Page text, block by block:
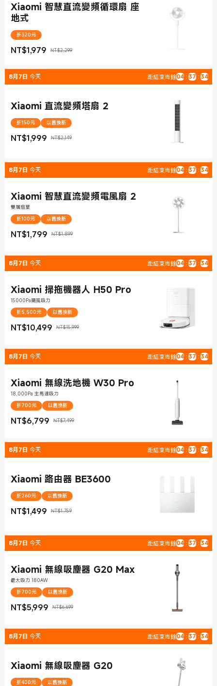
Xiaomi 智慧直流變頻循環扇 座
地式
折320元
NT$1,979
現價 NT$1,979 NT$2,299
銷售價格 NT$2,299
8月7日 今天 距結束尚餘04 :37 :33
Xiaomi 直流變頻塔扇 2
折150元 以舊換新
NT$1,999
現價 NT$1,999 NT$2,149
銷售價格 NT$2,149
8月7日 今天 距結束尚餘04 :37 :33
Xiaomi 智慧直流變頻電風扇 2
雙層扇葉
折100元
以舊換新
NT$1,799
現價 NT$1,799 NT$1,899
銷售價格 NT$1,899
8月7日 今天 距結束尚餘04 :37 :33
Xiaomi 掃拖機器人 H50 Pro
15000Pa颶風吸力
折5,500元
以舊換新
NT$10,499
現價 NT$10,499 NT$15,999
銷售價格 NT$15,999
8月7日 今天 距結束尚餘04 :37 :33
Xiaomi 無線洗地機 W30 Pro
18,000Pa 主馬達吸力
折700元
以舊換新
NT$6,799
現價 NT$6,799 NT$7,499
銷售價格 NT$7,499
8月7日 今天 距結束尚餘04 :37 :33
Xiaomi 路由器 BE3600
折260元 以舊換新
NT$1,499
現價 NT$1,499 NT$1,759
銷售價格 NT$1,759
8月7日 今天 距結束尚餘04 :37 :33
Xiaomi 無線吸塵器 G20 Max
最大吸力 180AW
折700元
以舊換新
NT$5,999
現價 NT$5,999 NT$6,699
銷售價格 NT$6,699
8月7日 今天 距結束尚餘04 :37 :33
Xiaomi 無線吸塵器 G20
折400元 以舊換新